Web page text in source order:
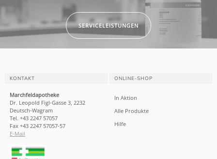
SERVICELEISTUNGEN
KONTAKT
Marchfeldapotheke
Dr. Leopold Figl-Gasse 3, 2232
Deutsch-Wagram
Tel. +43 2247 57057
Fax +43 2247 57057-57
E-Mail
ONLINE-SHOP
In Aktion
Alle Produkte
Hilfe